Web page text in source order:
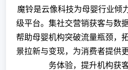
魔铃是云像科技为母婴行业倾
级平台。集社交营销获客与数
帮助母婴机构突破流量瓶颈，
景拉新与变现，为消费者提供
务体验，提升机构获